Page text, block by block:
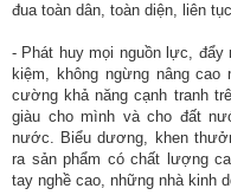
đua toàn dân, toàn diện, liên
- Phát huy mọi nguồn lực, đẩy
kiệm, không ngừng nâng
cường khả năng cạnh tranh
giàu cho mình và cho đất
nước. Biểu dương, khen
ra sản phẩm có chất lượng
tay nghề cao, những nhà kinh